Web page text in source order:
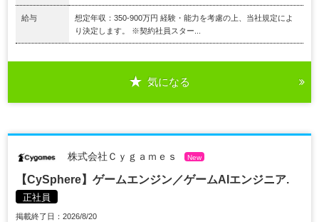
給与
想定年収：350-900万円 経験・能力を考慮の上、当社規定によ
り決定します。 ※契約社員スター...
気になる
株式会社Ｃｙｇａｍｅｓ New
【CySphere】ゲームエンジン／ゲームAIエンジニア.
正社員
掲載終了日：2026/8/20